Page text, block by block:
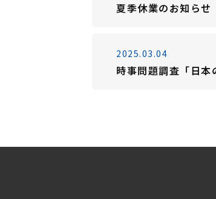
夏季休業のお知らせ
2025.03.04
時事問題調査「日本